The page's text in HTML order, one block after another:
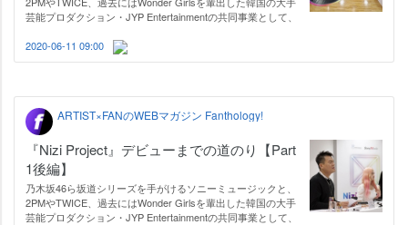
芸能プロダクション・JYP Entertainmentの共同事業として、
する『Nizi Project』（通称ニジプロ）。1万人以上が参加し
た地域予選、26人に絞られた東…
2020-06-11 09:00
ARTIST×FANのWEBマガジン Fanthology!
『Nizi Project』デビューまでの道のり【Part
1後編】
乃木坂46ら坂道シリーズを手がけるソニーミュージックと、
2PMやTWICE、過去にはWonder Girlsを輩出した韓国の大手
芸能プロダクション・JYP Entertainmentの共同事業として、